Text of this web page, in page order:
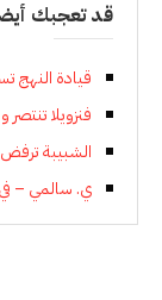
قد تعجبك
قيادة النهج
فنزويلا تنتصر
الشبيبة ترفض
ي. سالمي – في الذكرى 70 لتأسيس